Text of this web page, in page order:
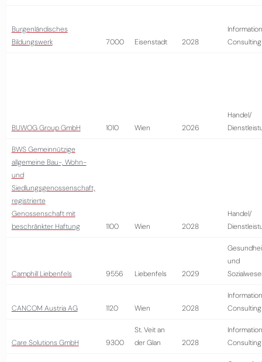
Burgenländisches
Bildungswerk
7000 Eisenstadt 2028
Consulting
BUWOG Group GmbH 1010 Wien 2026
Handel/
BWS Gemeinnützige
allgemeine Bau-, Wohn-
und
Siedlungsgenossenschaft,
registrierte
Genossenschaft mit
beschränkter Haftung
1100 Wien 2028
Handel/
Camphill Liebenfels 9556 Liebenfels 2029
und
CANCOM Austria AG 1120 Wien 2028
Consulting
Care Solutions GmbH 9300
St. Veit an
der Glan
2028
Consulting